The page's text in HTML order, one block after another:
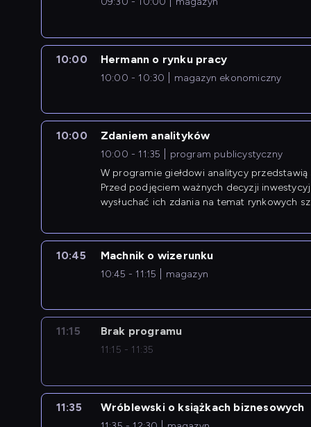
10:00 Hermann o rynku pracy
10:00 - 10:30 magazyn ekonomiczny
10:00 Zdaniem analityków
10:00 - 11:35
program publicystyczny
W programie giełdowi analitycy
Przed podjęciem ważnych decyzji
wysłuchać ich zdania na temat rynkowych
10:45 Machnik o wizerunku
10:45 - 11:15 magazyn
11:15 Brak programu
11:15 - 11:35
11:35 Wróblewski o książkach biznesowych